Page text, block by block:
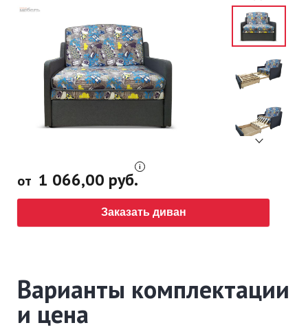
от 1 066,00 руб.
Заказать диван
Варианты комплектации
и цена